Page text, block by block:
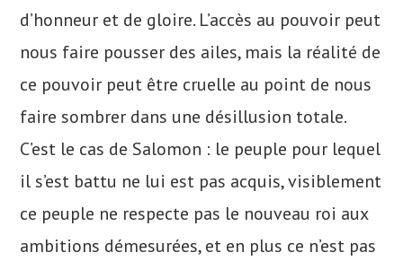
d’honneur et de gloire. L’accès au pouvoir peut
nous faire pousser des ailes, mais la réalité de
ce pouvoir peut être cruelle au point de nous
faire sombrer dans une désillusion totale.
C’est le cas de Salomon : le peuple pour lequel
il s’est battu ne lui est pas acquis, visiblement
ce peuple ne respecte pas le nouveau roi aux
ambitions démesurées, et en plus ce n’est pas